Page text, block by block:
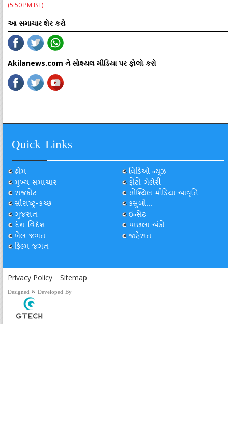
(5:50 PM IST)
આ સમાચાર શેર કરો
Akilanews.com ને સોશ્યલ મીડિયા પર ફોલો કરો
Quick Links
હોમ
મુખ્ય સમાચાર
રાજકોટ
સૌરાષ્ટ્ર-કચ્છ
ગુજરાત
દેશ-વિદેશ
ખેલ-જગત
ફિલ્મ જગત
વિડિઓ ન્યૂઝ
ફોટો ગેલેરી
સોશ્યિલ મીડિયા આવૃત્તિ
કસુંબો...
ઇન્સેટ
પાછલા અંકો
જાહેરાત
Privacy Policy Sitemap
Designed & Developed By